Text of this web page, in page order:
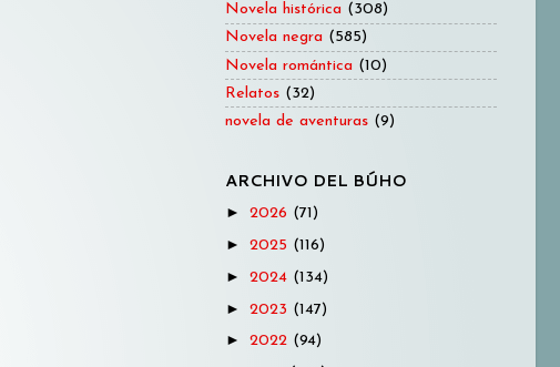
Novela histórica (308)
Novela negra (585)
Novela romántica (10)
Relatos (32)
novela de aventuras (9)
ARCHIVO DEL BÚHO
► 2026 (71)
► 2025 (116)
► 2024 (134)
► 2023 (147)
► 2022 (94)